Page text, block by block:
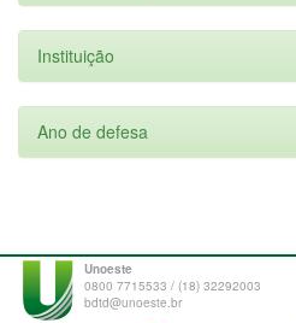
Instituição
Ano de defesa
Unoeste
0800 7715533 / (18) 32292003
bdtd@unoeste.br